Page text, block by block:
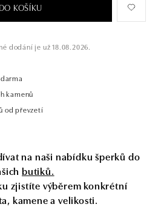
KOŠÍKU
dodání je už 18.08.2026.
kamenů
od převzetí
na naši nabídku šperků do
butiků.
zjistíte výběrem konkrétní
kamene a velikosti.